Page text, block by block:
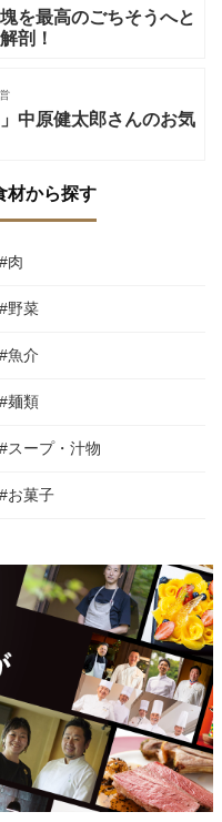
を最高のごちそうへと
剖！
中原健太郎さんのお気
材から探す
#肉
#野菜
#魚介
#麺類
#スープ・汁物
#お菓子